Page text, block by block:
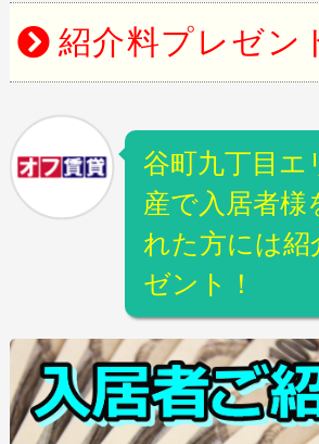
紹介料プレゼン
谷町九丁目エ
産で入居者様
れた方には紹
ゼント！